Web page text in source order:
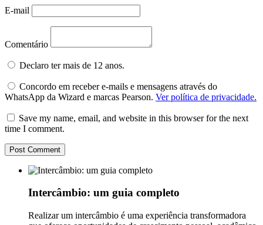
E-mail
Comentário
Declaro ter mais de 12 anos.
Concordo em receber e-mails e mensagens através do
WhatsApp da Wizard e marcas Pearson. Ver política de privacidade.
Save my name, email, and website in this browser for the next
time I comment.
Intercâmbio: um guia completo
Realizar um intercâmbio é uma experiência transformadora